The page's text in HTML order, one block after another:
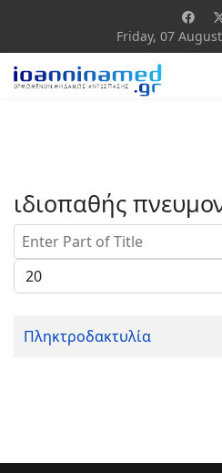
Friday, 07
ιδιοπαθής
Enter Part of Title
Display #
Πληκτροδακτυλία